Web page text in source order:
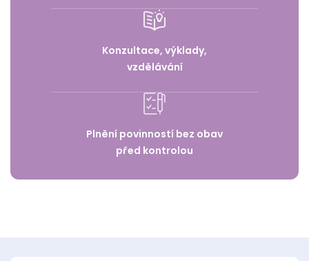
Konzultace, výklady,
vzdělávání
Plnění povinností bez obav
před kontrolou